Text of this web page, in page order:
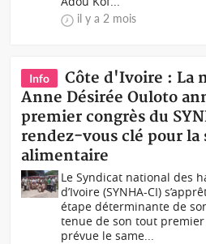
il y a 2 mois
Info
Côte d'Ivoire : La
Anne Désirée Ouloto
premier congrès du
rendez-vous clé pour la
alimentaire
Le Syndicat national des
d’Ivoire (SYNHA-CI)
étape déterminante de
tenue de son tout
prévue le same...